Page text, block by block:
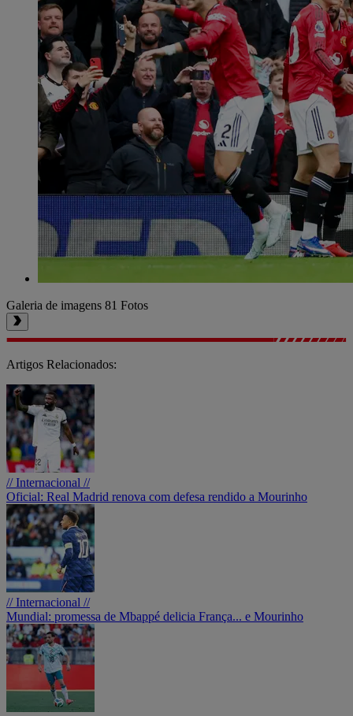
Galeria de imagens 81 Fotos
Artigos Relacionados:
// Internacional //
Oficial: Real Madrid renova com defesa rendido a Mourinho
// Internacional //
Mundial: promessa de Mbappé delicia França... e Mourinho